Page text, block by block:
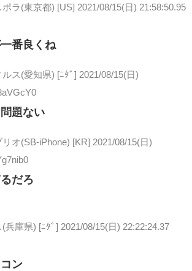
ラ(東京都) [US] 2021/08/15(日) 21:58:50.95
番良くね
ス(愛知県) [ﾆﾀﾞ] 2021/08/15(日)
題ない
オ(SB-iPhone) [KR] 2021/08/15(日)
だろ
兵庫県) [ﾆﾀﾞ] 2021/08/15(日) 22:22:24.37
ン